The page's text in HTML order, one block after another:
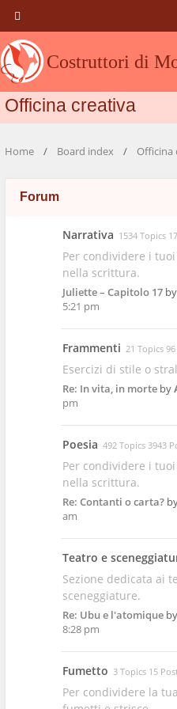
Costruttori di
Officina creativa
Home Board index Officina
Forum
Narrativa 1534 Topics
Per condividere i
nella scrittura.
Juliette – Capitolo 17 by
5:21 pm
Frammenti 21 Topics
Esercizi di stile o
Re: In vita, in morte by
pm
Poesia 492 Topics 3943
Per condividere i
nella scrittura.
Re: Contanti o carta?
am
Teatro e
Sezione dedicata ai
sceneggiature.
Re: Ubu e l'atomique by
8:28 pm
Fumetto 3 Topics 15
Per condividere la